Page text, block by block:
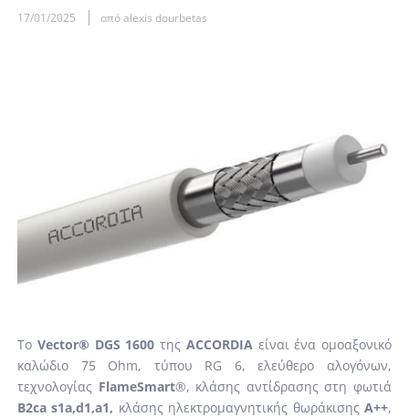
17/01/2025 από alexis dourbetas
Το Vector® DGS 1600 της ACCORDIAείναι ένα ομοαξονικό
καλώδιο 75 Ohm, τύπου RG 6, ελεύθερο αλογόνων,
τεχνολογίας FlameSmart®, κλάσης αντίδρασης στη φωτιά
B2ca s1a,d1,a1, κλάσης ηλεκτρομαγνητικής θωράκισηςΑ++,